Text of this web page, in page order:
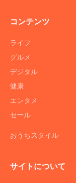
コンテンツ
ライフ
グルメ
デジタル
健康
エンタメ
セール
おうちスタイル
サイトについて